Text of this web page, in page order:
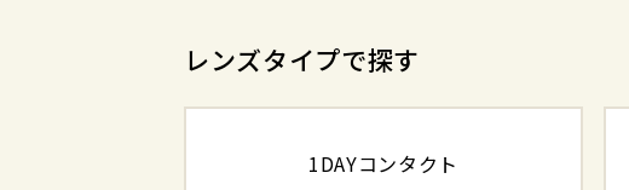
レンズタイプで探す
1DAYコンタクト